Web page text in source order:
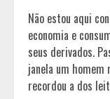
Não estou aqui
economia e
seus derivados.
janela um homem
recordou a dos